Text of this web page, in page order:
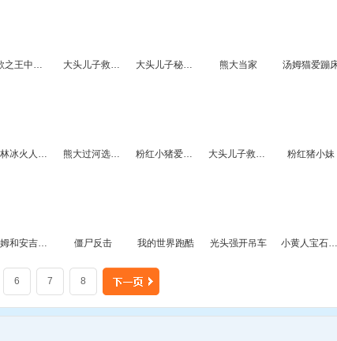
k歌之王中文版 大头儿子救爸爸 大头儿子秘密计划 熊大当家 汤姆猫爱蹦
森林冰火人3无敌版 熊大过河选关版 粉红小猪爱钓鱼 大头儿子救妈妈 粉红猪小妹
汤姆和安吉拉婚礼接吻 僵尸反击 我的世界跑酷 光头强开吊车 小黄人宝石对对碰
6 7 8